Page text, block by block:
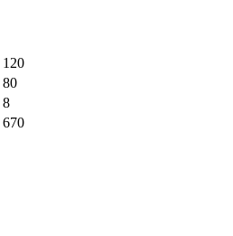
120
80
8
670